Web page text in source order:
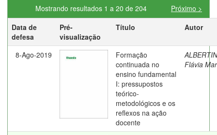
Mostrando resultados 1 a 20 de 204
Próximo >
Data de
defesa
Pré-
visualização
Título Autor
8-Ago-2019
Formação
continuada no
ensino fundamental
I: pressupostos
teórico-
metodológicos e os
reflexos na ação
docente
Flávia